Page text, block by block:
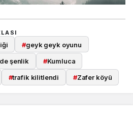
#geyk geyk oyunu
şenlik #Kumluca
#trafik kilitlendi #Zafer köyü